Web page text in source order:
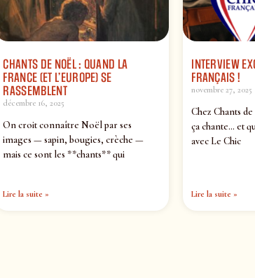
CHANTS DE NOËL : QUAND LA
FRANCE (ET L’EUROPE) SE
RASSEMBLENT
décembre 16, 2025
On croit connaître Noël par ses
images — sapin, bougies, crèche —
mais ce sont les **chants** qui
Lire la suite »
INTERVIEW
FRANÇAIS !
novembre 27, 2025
Chez Chants
ça chante… et
avec Le Chic
Lire la suite »